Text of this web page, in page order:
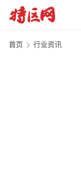
首页 行业资讯